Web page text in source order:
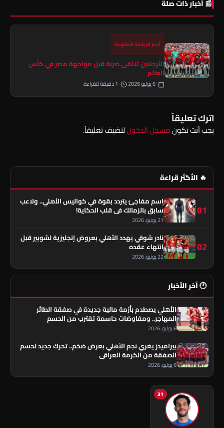
📰 أخبار ذات صلة
أخبار الرياضة المتنوعة
الأرجنتين تتلقى ضربة قبل مواجهة مصر في كأس
العالم
اترك تعليقاً
يجب أنت تكونمسجل الدخوللتضيف تعليقاً.
🔥 الأكثر قراءة
01
اسم مفاجئ يتردد بقوة في كواليس الأهلي.. ولاعب
سابق بالزمالك في قلب الحكاية!
21 يونيو، 2026
02
نادر شوقي يهدد الأهلي بعروض إنجليزية لشوبير قبل
انتهاء عقده
22 يونيو، 2026
🕐 آخر الأخبار
الأهلي يصطدم بأزمة مالية جديدة في صفقة الطائر
المهاجر.. ومفاوضات حاسمة تقترب من الحسم
6 يوليو، 2026
بيراميدز يغري نجم الأهلي بعرض ضخم.. تحرك جديد لحسم
الصفقة من الكرمة العراقي
6 يوليو، 2026
31